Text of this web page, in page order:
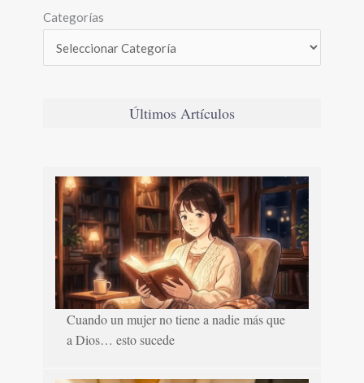
Categorías
Últimos Artículos
Cuando un mujer no tiene a nadie más que
a Dios… esto sucede